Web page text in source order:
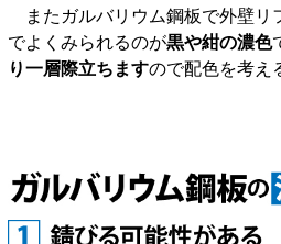
またガルバリウム鋼板で外壁リ
でよくみられるのが黒や紺の濃色
り一層際立ちますので配色を考え